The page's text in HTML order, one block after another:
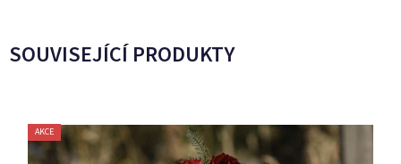
SOUVISEJÍCÍ PRODUKTY
AKCE